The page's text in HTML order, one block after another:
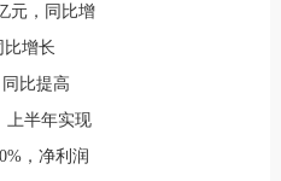
元，同比增
比增长
比提高
上半年实现
，净利润